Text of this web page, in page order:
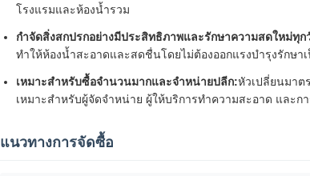
โรงแรมและห้องน้ำรวม
กำจัดสิ่งสกปรกอย่างมีประสิทธิภาพและรักษาความสดใหม่ทุก
ทำให้ห้องน้ำสะอาดและสดชื่นโดยไม่ต้องออกแรงบำรุงรักษา
เหมาะสำหรับซื้อจำนวนมากและจำหน่ายปลีก:หัวเปลี่ยนมาต
เหมาะสำหรับผู้จัดจำหน่าย ผู้ให้บริการทำความสะอาด และ
แนวทางการจัดซื้อ